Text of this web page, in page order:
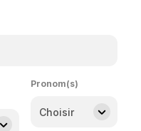
Pronom(s)